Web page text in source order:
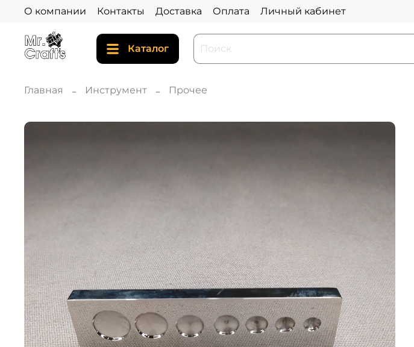
О компании Контакты Доставка Оплата Личный кабинет
Каталог
Главная Инструмент Прочее